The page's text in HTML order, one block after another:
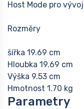
Host Mode pro
Rozměry
šířka 19.69 cm
Hloubka 19.69 cm
Výška 9.53 cm
Hmotnost 1.70 kg
Parametry